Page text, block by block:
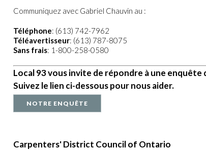
Communiquez avec Gabriel Chauvin au :
Téléphone: (613) 742-7962
Téléavertisseur: (613) 787-8075
Sans frais: 1-800-258-0580
Local 93 vous invite de répondre à une enquête
Suivez le lien ci-dessous pour nous aider.
NOTRE ENQUÊTE
Carpenters' District Council of Ontario